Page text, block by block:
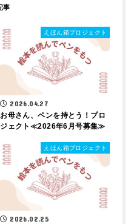
えほん箱プロジェクト
2026.04.27
お母さん、ペンを持とう！プロ
ジェクト≪2026年6月号募集≫
えほん箱プロジェクト
2026.02.25